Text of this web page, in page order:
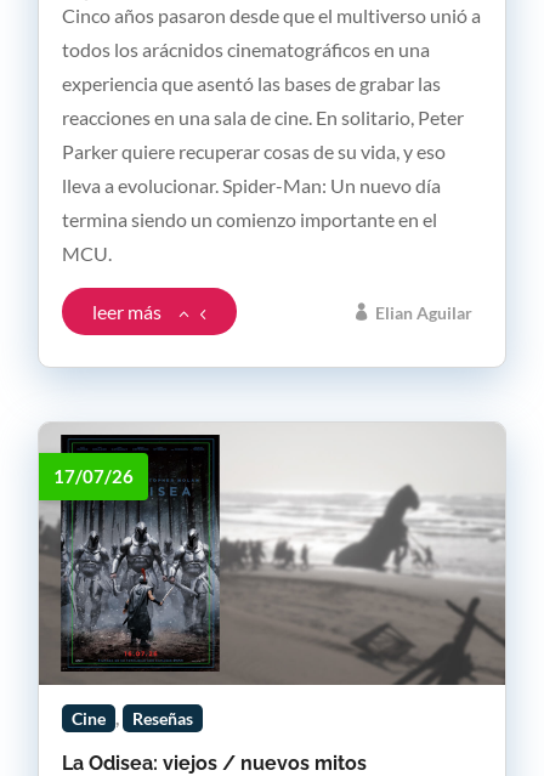
Elian Aguilar
Cinco años pasaron desde que el multiverso unió a
todos los arácnidos cinematográficos en una
experiencia que asentó las bases de grabar las
reacciones en una sala de cine. En solitario, Peter
Parker quiere recuperar cosas de su vida, y eso
lleva a evolucionar. Spider-Man: Un nuevo día
termina siendo un comienzo importante en el
MCU.
leer más
La Odisea: viejos / nuevos mitos
17/07/26
Cine , Reseñas